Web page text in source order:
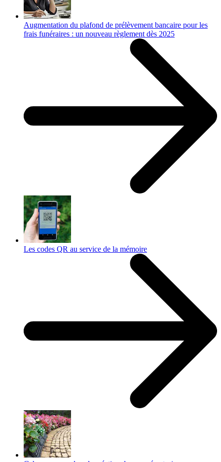
Augmentation du plafond de prélèvement bancaire pour les
frais funéraires : un nouveau règlement dès 2025
Les codes QR au service de la mémoire